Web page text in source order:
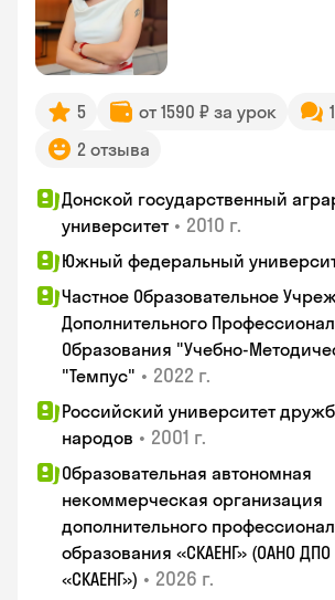
5 от 1590 ₽ за урок
2 отзыва
Донской государственный
университет • 2010 г.
Южный федеральный
Частное Образовательное
Дополнительного
Образования "Учебно-
"Темпус" • 2022 г.
Российский университет
народов • 2001 г.
Образовательная автономная
некоммерческая организация
дополнительного
образования «СКАЕНГ» (ОАНО ДПО
«СКАЕНГ») • 2026 г.